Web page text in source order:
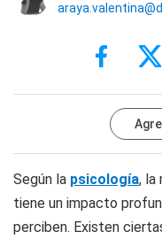
Según la psicología, la
tiene un impacto
perciben. Existen